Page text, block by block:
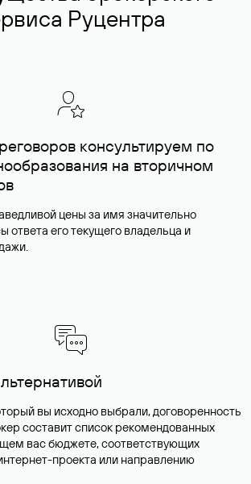
Руцентра
консультируем по
на вторичном
цены за имя значительно
ответа его текущего владельца и
вы исходно выбрали, договоренность
составит список рекомендованных
вас бюджете, соответствующих
проекта или направлению